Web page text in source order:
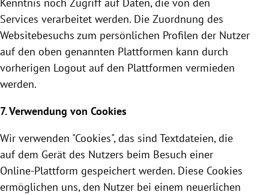
Services verarbeitet werden. Die Zuordnung des
Websitebesuchs zum persönlichen Profilen der Nutzer
auf den oben genannten Plattformen kann durch
vorherigen Logout auf den Plattformen vermieden
werden.
7. Verwendung von Cookies
Wir verwenden "Cookies", das sind Textdateien, die
auf dem Gerät des Nutzers beim Besuch einer
Online-Plattform gespeichert werden. Diese Cookies
ermöglichen uns, den Nutzer bei einem neuerlichen